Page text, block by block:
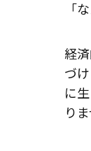
「
経
づ
に
りま